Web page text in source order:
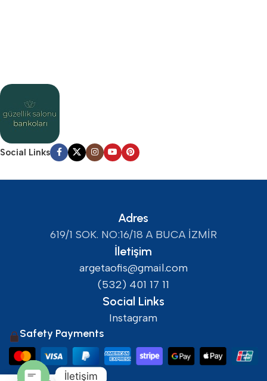
Social Links
Adres
619/1 SOK. NO:16/18 A BUCA İZMİR
İletişim
argetaofis@gmail.com
(532) 401 17 11
Social Links
Instagram
Safety Payments
İletişim